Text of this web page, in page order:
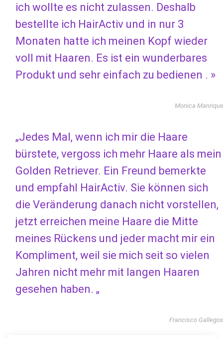
ich wollte es nicht zulassen. Deshalb
bestellte ich HairActiv und in nur 3
Monaten hatte ich meinen Kopf wieder
voll mit Haaren. Es ist ein wunderbares
Produkt und sehr einfach zu bedienen . »
Monica Manrique
„Jedes Mal, wenn ich mir die Haare
bürstete, vergoss ich mehr Haare als mein
Golden Retriever. Ein Freund bemerkte
und empfahl HairActiv. Sie können sich
die Veränderung danach nicht vorstellen,
jetzt erreichen meine Haare die Mitte
meines Rückens und jeder macht mir ein
Kompliment, weil sie mich seit so vielen
Jahren nicht mehr mit langen Haaren
gesehen haben. „
Francisco Gallegos